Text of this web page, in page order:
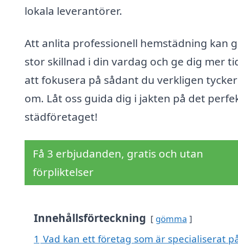
lokala leverantörer.
Att anlita professionell hemstädning kan
stor skillnad i din vardag och ge dig mer
att fokusera på sådant du verkligen tycker
om. Låt oss guida dig i jakten på det
städföretaget!
Få 3 erbjudanden, gratis och utan
förpliktelser
Innehållsförteckning gömma
1 Vad kan ett företag som är specialiserat